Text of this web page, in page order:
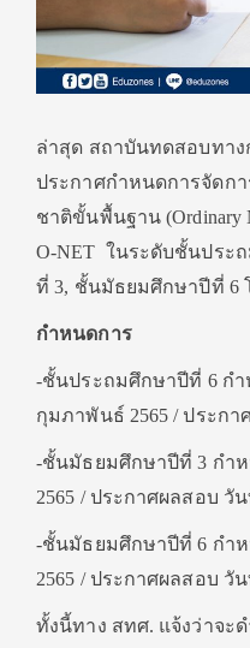
ล่าสุด สถาบันทดสอบทา
ประกาศกำหนดการจัดก
ชาติขั้นพื้นฐาน (Ordinary
O-NET ในระดับชั้นประ
ที่ 3, ชั้นมัธยมศึกษาปีที่ 6
กำหนดการ
-ชั้นประถมศึกษาปีที่ 6 ก
กุมภาพันธ์ 2565 / ประกา
-ชั้นมัธยมศึกษาปีที่ 3 กำ
2565 / ประกาศผลสอบ วั
-ชั้นมัธยมศึกษาปีที่ 6 กำ
2565 / ประกาศผลสอบ วั
ทั้งนี้ทาง สทศ. แจ้งว่าจะ